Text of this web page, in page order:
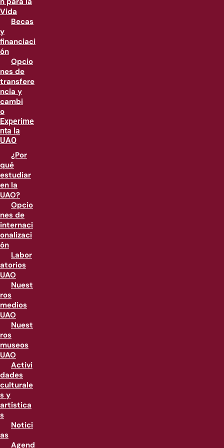
Vida
Becas
y
financiaci
ón
Opcio
nes de
transfere
ncia y
cambi
o
Experime
nta la
UAO
¿Por
qué
estudiar
en la
UAO?
Opcio
nes de
internaci
onalizaci
ón
Labor
atorios
UAO
Nuest
ros
medios
UAO
Nuest
ros
museos
UAO
Activi
dades
culturale
s y
artística
s
Notici
as
Agend